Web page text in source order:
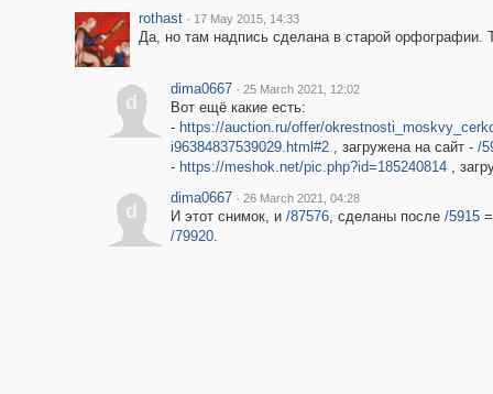
rothast · 17 May 2015, 14:33
Да, но там надпись сделана в старой орфографии.
d
dima0667 · 25 March 2021, 12:02
Вот ещё какие есть:
- https://auction.ru/offer/
i96384837539029.html#2, загружена на сайт - /
- https://meshok.net/pic.php?id=185240814,
d
dima0667 · 26 March 2021, 04:28
И этот снимок, и /87576, сделаны после /5915
/79920.